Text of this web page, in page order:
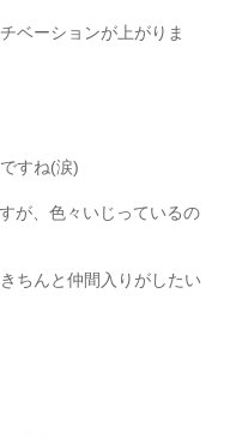
ベーションが上がりま
すね(涙)
が、色々いじっているの
ちんと仲間入りがしたい